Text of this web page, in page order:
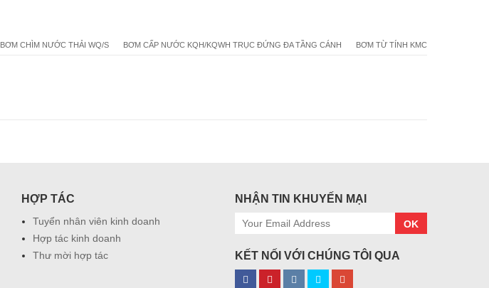
BƠM CHÌM NƯỚC THẢI WQ/S BƠM CẤP NƯỚC KQH/KQWH TRỤC ĐỨNG ĐA TẦNG CÁNH BƠM TỪ TÍNH KMC
HỢP TÁC
Tuyển nhân viên kinh doanh
Hợp tác kinh doanh
Thư mời hợp tác
NHẬN TIN KHUYẾN MẠI
OK
KẾT NỐI VỚI CHÚNG TÔI QUA